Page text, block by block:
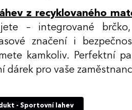
z recyklovaného
– integrované
značení i
kamkoliv. Perfektní
dárek pro vaše
- Sportovní lahev